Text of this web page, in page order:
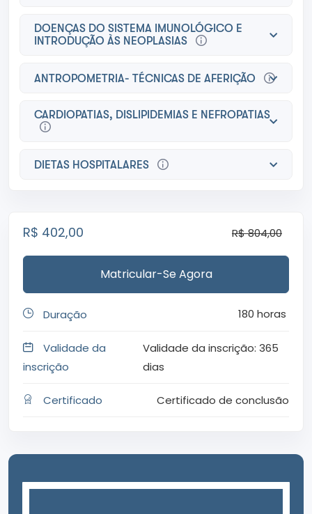
DOENÇAS DO SISTEMA IMUNOLÓGICO E
INTRODUÇÃO ÀS NEOPLASIAS
ANTROPOMETRIA- TÉCNICAS DE AFERIÇÃO
CARDIOPATIAS, DISLIPIDEMIAS E NEFROPATIAS
DIETAS HOSPITALARES
R$ 402,00 R$804,00
Matricular-Se Agora
Duração 180 horas
Validade da
inscrição
Validade da inscrição: 365
dias
Certificado Certificado de conclusão